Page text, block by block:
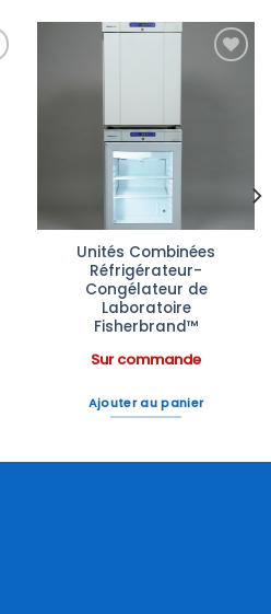
Unités Combinées
Réfrigérateur-
Congélateur de
Laboratoire
Fisherbrand™
Sur commande
Ajouter au panier